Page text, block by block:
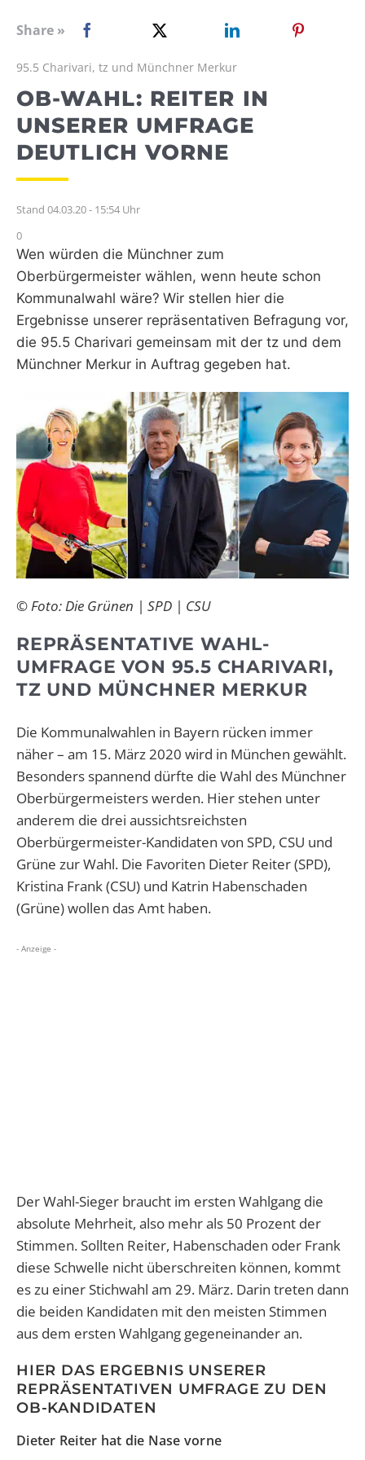
WEBRADIO
Share »
95.5 Charivari, tz und Münchner Merkur
OB-WAHL: REITER IN
UNSERER UMFRAGE
DEUTLICH VORNE
Stand 04.03.20 - 15:54 Uhr
0
Wen würden die Münchner zum
Oberbürgermeister wählen, wenn heute schon
Kommunalwahl wäre? Wir stellen hier die
Ergebnisse unserer repräsentativen Befragung vor,
die 95.5 Charivari gemeinsam mit der tz und dem
Münchner Merkur in Auftrag gegeben hat.
© Foto: Die Grünen | SPD | CSU
REPRÄSENTATIVE WAHL-
UMFRAGE VON 95.5 CHARIVARI,
TZ UND MÜNCHNER MERKUR
Die Kommunalwahlen in Bayern rücken immer
näher – am 15. März 2020 wird in München gewählt.
Besonders spannend dürfte die Wahl des Münchner
Oberbürgermeisters werden. Hier stehen unter
anderem die drei aussichtsreichsten
Oberbürgermeister-Kandidaten von SPD, CSU und
Grüne zur Wahl. Die Favoriten Dieter Reiter (SPD),
Kristina Frank (CSU) und Katrin Habenschaden
(Grüne) wollen das Amt haben.
- Anzeige -
Der Wahl-Sieger braucht im ersten Wahlgang die
absolute Mehrheit, also mehr als 50 Prozent der
Stimmen. Sollten Reiter, Habenschaden oder Frank
diese Schwelle nicht überschreiten können, kommt
es zu einer Stichwahl am 29. März. Darin treten dann
die beiden Kandidaten mit den meisten Stimmen
aus dem ersten Wahlgang gegeneinander an.
HIER DAS ERGEBNIS UNSERER
REPRÄSENTATIVEN UMFRAGE ZU DEN
OB-KANDIDATEN
Dieter Reiter hat die Nase vorne